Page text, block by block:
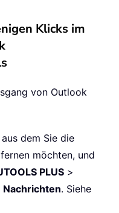
Klicks im
von Outlook
dem Sie die
möchten, und
PLUS >
Nachrichten. Siehe